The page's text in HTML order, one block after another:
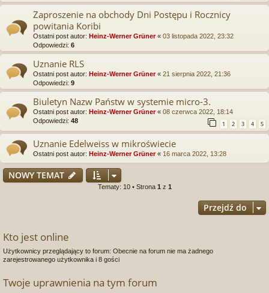
Zaproszenie na obchody Dni Postępu i Rocznicy
powitania Koribi
Ostatni post autor: Heinz-Werner Grüner« 03 listopada 2022, 23:32
Odpowiedzi: 6
Uznanie RLS
Ostatni post autor: Heinz-Werner Grüner« 21 sierpnia 2022, 21:36
Odpowiedzi: 9
Biuletyn Nazw Państw w systemie micro-3.
Ostatni post autor: Heinz-Werner Grüner« 08 czerwca 2022, 18:14
Odpowiedzi: 48 1 2 3 4 5
Uznanie Edelweiss w mikroświecie
Ostatni post autor: Heinz-Werner Grüner« 16 marca 2022, 13:28
NOWY TEMAT
Tematy: 10 • Strona 1 z 1
Przejdź do
Kto jest online
Użytkownicy przeglądający to forum: Obecnie na forum nie ma żadnego
zarejestrowanego użytkownika i 8 gości
Twoje uprawnienia na tym forum